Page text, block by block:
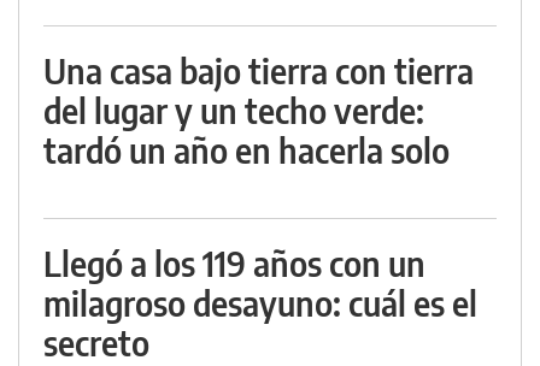
Una casa bajo tierra con tierra
del lugar y un techo verde:
tardó un año en hacerla solo
Llegó a los 119 años con un
milagroso desayuno: cuál es el
secreto